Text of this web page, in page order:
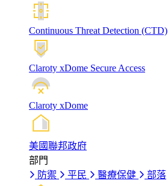
Continuous Threat Detection (CTD)
Claroty xDome Secure Access
Claroty xDome
美國聯邦政府
部門
防禦
平民 醫療保健 部落